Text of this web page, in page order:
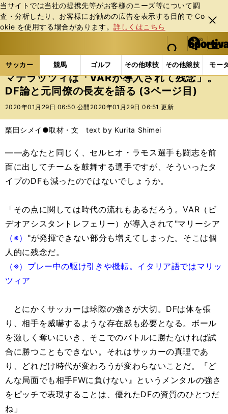
当サイトでは当社の提携先等がお客様のニーズ等について調
査・分析したり、お客様にお勧めの広告を表⽰する⽬的で Co
okie を使⽤する場合があります。詳しくはこちら
閉じ
る
web Sportiva (webスポルティーバ)
検索
マイペ
ー
ジ
メニュ
サッカー 競馬 ゴルフ その他球技 その他競技 モー
ス
ポ
ル
バ
サッカーの記事一覧 海外サッカー 海外サッカー
マテラッツィは「VARが導入されて残念」。
DF論と元同僚の長友を語る (3ページ目)
2020年01月29日 06:50 公開 2020年01月29日 06:51 更新
栗田シメイ●取材・文 text by Kurita Shimei
――あなたと同じく、セルヒオ・ラモス選手も闘志を前
面に出してチームを鼓舞する選手ですが、そういったタ
イプのDFも減ったのではないでしょうか。
「その点に関しては時代の流れもあるだろう。VAR（ビ
デオアシスタントレフェリー）が導入されて"マリーシア
（※） "が発揮できない部分も増えてしまった。そこは個
人的に残念だ。
（※） プレー中の駆け引きや機転。イタリア語ではマリッ
ツィア
とにかくサッカーは球際の強さが大切。DFは体を張
り、相手を威嚇するような存在感も必要となる。ボール
を激しく奪いにいき、そこでのバトルに勝たなければ試
合に勝つこともできない。それはサッカーの真理であ
り、どれだけ時代が変わろうが変わらないことだ。『ど
んな局面でも相手FWに負けない』というメンタルの強さ
をピッチで表現することは、優れたDFの資質のひとつだ
ね」